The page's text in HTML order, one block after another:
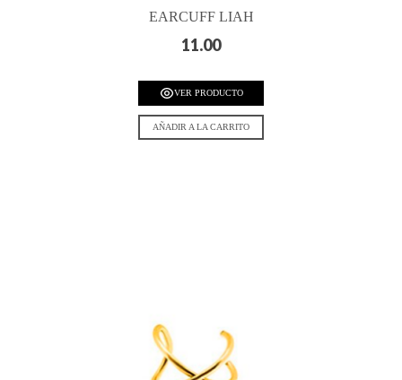
EARCUFF LIAH
11.00
VER PRODUCTO
AÑADIR A LA CARRITO